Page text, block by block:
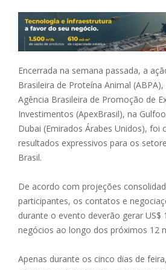
Encerrada na semana passada, a
Brasileira de Proteína Animal
Agência Brasileira de Promoção de
Investimentos (ApexBrasil), na
Dubai (Emirados Árabes Unidos), foi
resultados expressivos para os
Brasil.
De acordo com projeções
participantes, os contatos e
durante o evento deverão gerar US$
negócios ao longo dos próximos 12
Apenas durante os cinco dias de